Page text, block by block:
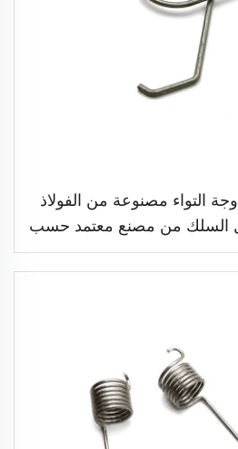
التواء مصنوعة من الفولاذ
السلك من مصنع معتمد حسب
معيار ISO